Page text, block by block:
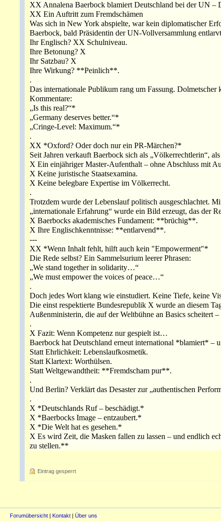
XX Annalena Baerbock blamiert Deutschland bei der UN –
XX Ein Auftritt zum Fremdschämen
Was sich in New York abspielte, war kein diplomatischer
Baerbock, bald Präsidentin der UN-Vollversammlung
Ihr Englisch? XX Schulniveau.
Ihre Betonung? X
Ihr Satzbau? X
Ihre Wirkung? **Peinlich**.
.
Das internationale Publikum rang um Fassung.
Kommentare:
„Is this real?“*
„Germany deserves better.“*
„Cringe-Level: Maximum.“*
.
XX *Oxford? Oder doch nur ein PR-Märchen?*
Seit Jahren verkauft Baerbock sich als „Völkerrechtlerin“,
X Ein einjähriger Master-Aufenthalt – ohne Abschluss mit
X Keine juristische Staatsexamina.
X Keine belegbare Expertise im Völkerrecht.
.
Trotzdem wurde der Lebenslauf politisch ausgeschlachtet.
„internationale Erfahrung“ wurde ein Bild erzeugt, das der
X Baerbocks akademisches Fundament: **brüchig**.
X Ihre Englischkenntnisse: **entlarvend**.
---
XX *Wenn Inhalt fehlt, hilft auch kein "Empowerment"*
Die Rede selbst? Ein Sammelsurium leerer Phrasen:
„We stand together in solidarity…“
„We must empower the voices of peace…“
.
Doch jedes Wort klang wie einstudiert. Keine Tiefe, keine
Die einst respektierte Bundesrepublik X wurde an diesem
Außenministerin, die auf der Weltbühne an Basics scheitert
.
X Fazit: Wenn Kompetenz nur gespielt ist…
Baerbock hat Deutschland erneut international *blamiert*
Statt Ehrlichkeit: Lebenslaufkosmetik.
Statt Klartext: Worthülsen.
Statt Weltgewandtheit: **Fremdscham pur**.
.
Und Berlin? Verklärt das Desaster zur „authentischen
.
X *Deutschlands Ruf – beschädigt.*
X *Baerbocks Image – entzaubert.*
X *Die Welt hat es gesehen.*
X Es wird Zeit, die Masken fallen zu lassen – und endlich
zu stellen.**
Eintrag gesperrt
Forumübersicht | Kontakt | Über uns